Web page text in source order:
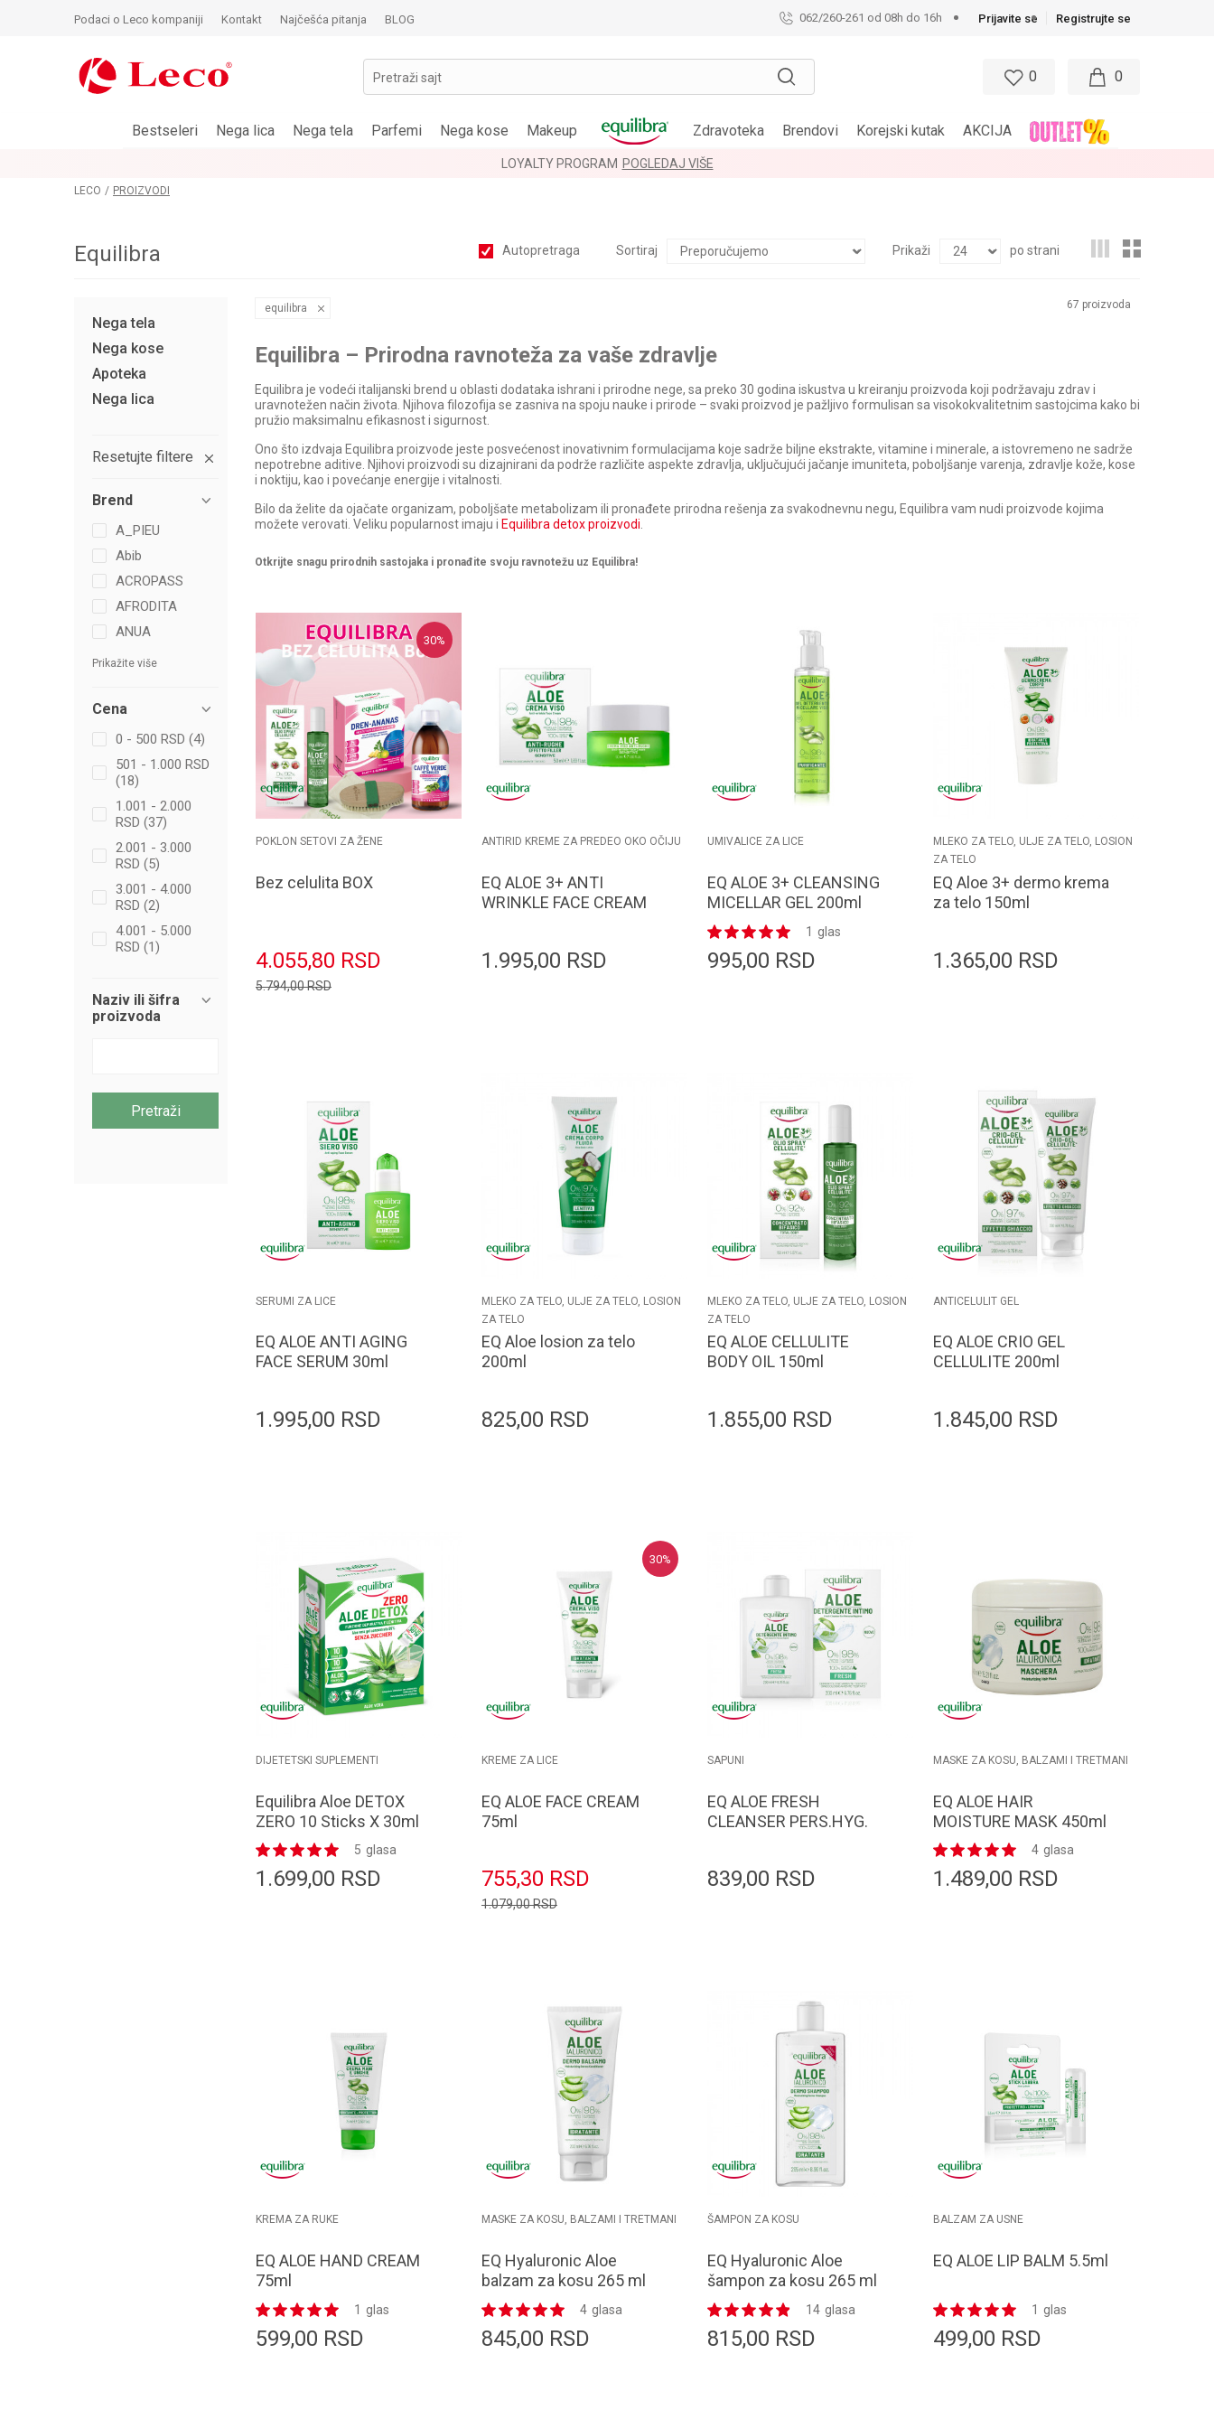
Podaci o Leco kompaniji Kontakt Najčešća pitanja BLOG Prijavite se Registrujte se
062/260-261 od 08h do 16h
Pretraži sajt 0
0
Bestseleri Nega lica Nega tela Parfemi Nega kose Makeup Zdravoteka Brendovi Korejski kutak AKCIJA
LECO PROIZVODI
Equilibra Autopretraga Sortiraj Prikaži po strani
Nega tela
Nega kose
Apoteka
Nega lica
Resetujte filtere
Brend
A_PIEU
Abib
ACROPASS
AFRODITA
ANUA
Prikažite više
Cena
0 - 500 RSD (4)
501 - 1.000 RSD
(18)
1.001 - 2.000
RSD (37)
2.001 - 3.000
RSD (5)
3.001 - 4.000
RSD (2)
4.001 - 5.000
RSD (1)
Naziv ili šifra
proizvoda
Pretraži
equilibra 67 proizvoda
Equilibra – Prirodna ravnoteža za vaše zdravlje
Equilibra je vodeći italijanski brend u oblasti dodataka ishrani i prirodne nege, sa preko 30 godina iskustva u kreiranju proizvoda koji podržavaju zdrav i
uravnotežen način života. Njihova filozofija se zasniva na spoju nauke i prirode – svaki proizvod je pažljivo formulisan sa visokokvalitetnim sastojcima kako bi
pružio maksimalnu efikasnost i sigurnost.
Ono što izdvaja Equilibra proizvode jeste posvećenost inovativnim formulacijama koje sadrže biljne ekstrakte, vitamine i minerale, a istovremeno ne sadrže
nepotrebne aditive. Njihovi proizvodi su dizajnirani da podrže različite aspekte zdravlja, uključujući jačanje imuniteta, poboljšanje varenja, zdravlje kože, kose
i noktiju, kao i povećanje energije i vitalnosti.
Bilo da želite da ojačate organizam, poboljšate metabolizam ili pronađete prirodna rešenja za svakodnevnu negu, Equilibra vam nudi proizvode kojima
možete verovati. Veliku popularnost imaju i Equilibra detox proizvodi.
Otkrijte snagu prirodnih sastojaka i pronađite svoju ravnotežu uz Equilibra!
30%
POKLON SETOVI ZA ŽENE
Bez celulita BOX
4.055,80 RSD
5.794,00RSD
ANTIRID KREME ZA PREDEO OKO OČIJU
EQ ALOE 3+ ANTI
WRINKLE FACE CREAM
1.995,00 RSD
UMIVALICE ZA LICE
EQ ALOE 3+ CLEANSING
MICELLAR GEL 200ml
glas
1
995,00 RSD
MLEKO ZA TELO, ULJE ZA TELO, LOSION
ZA TELO
EQ Aloe 3+ dermo krema
za telo 150ml
1.365,00 RSD
SERUMI ZA LICE
EQ ALOE ANTI AGING
FACE SERUM 30ml
1.995,00 RSD
MLEKO ZA TELO, ULJE ZA TELO, LOSION
ZA TELO
EQ Aloe losion za telo
200ml
825,00 RSD
MLEKO ZA TELO, ULJE ZA TELO, LOSION
ZA TELO
EQ ALOE CELLULITE
BODY OIL 150ml
1.855,00 RSD
ANTICELULIT GEL
EQ ALOE CRIO GEL
CELLULITE 200ml
1.845,00 RSD
DIJETETSKI SUPLEMENTI
Equilibra Aloe DETOX
ZERO 10 Sticks X 30ml
glasa
5
1.699,00 RSD
30%
KREME ZA LICE
EQ ALOE FACE CREAM
75ml
755,30 RSD
1.079,00RSD
SAPUNI
EQ ALOE FRESH
CLEANSER PERS.HYG.
839,00 RSD
MASKE ZA KOSU, BALZAMI I TRETMANI
EQ ALOE HAIR
MOISTURE MASK 450ml
glasa
4
1.489,00 RSD
KREMA ZA RUKE
EQ ALOE HAND CREAM
75ml
glas
1
599,00 RSD
MASKE ZA KOSU, BALZAMI I TRETMANI
EQ Hyaluronic Aloe
balzam za kosu 265 ml
glasa
4
845,00 RSD
ŠAMPON ZA KOSU
EQ Hyaluronic Aloe
šampon za kosu 265 ml
glasa
14
815,00 RSD
BALZAM ZA USNE
EQ ALOE LIP BALM 5.5ml
glas
1
499,00 RSD